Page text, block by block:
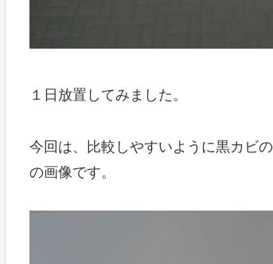
１日放置してみました。
今回は、比較しやすいように黒カビ
の画像です。